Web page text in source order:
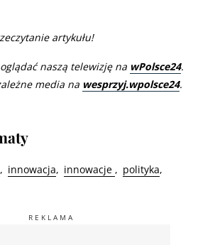
artykułu!
naszą telewizję na wPolsce24.
media na wesprzyj.wpolsce24.
innowacja innowacje
polityka